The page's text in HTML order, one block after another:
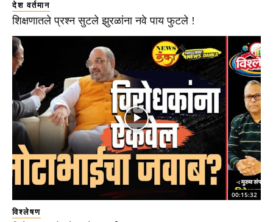
देश वर्तमान
शिक्षणातले प्रश्न सुटले झुरळांना नवे पाय फुटले !
00:15:32
विश्लेषण